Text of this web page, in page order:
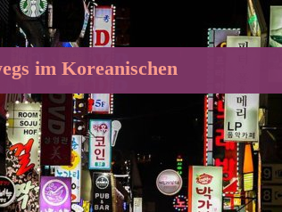
im Koreanischen